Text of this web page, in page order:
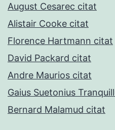
August Cesarec citat
Alistair Cooke citat
Florence Hartmann citat
David Packard citat
Andre Maurios citat
Gaius Suetonius
Bernard Malamud citat